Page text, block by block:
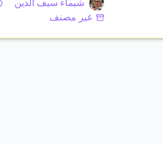
شيماء سيف الدين
غير مصنف